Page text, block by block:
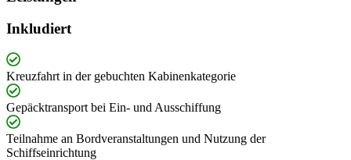
Inkludiert
Kreuzfahrt in der gebuchten Kabinenkategorie
Gepäcktransport bei Ein- und Ausschiffung
Teilnahme an Bordveranstaltungen und Nutzung der
Schiffseinrichtung